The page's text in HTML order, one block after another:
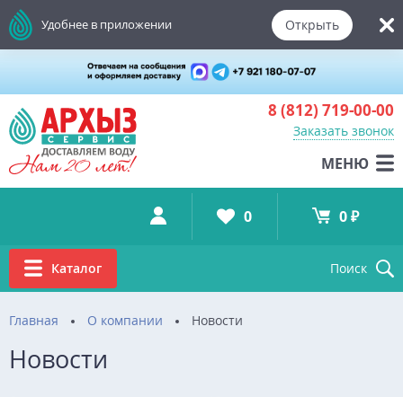
8 (812) 719-00-00
Заказать звонок
МЕНЮ
Удобнее в приложении Открыть
Каталог Поиск
0 0 ₽
Главная О компании Новости
Новости